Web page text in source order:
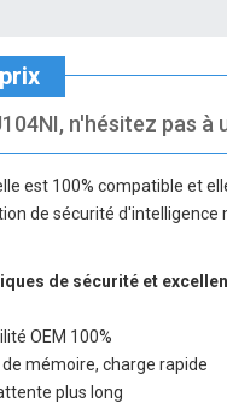
n'hésitez pas à
est 100% compatible et
de sécurité
de sécurité et
OEM 100%
mémoire, charge rapide
plus long